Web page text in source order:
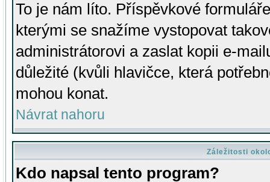
To je nám líto. Příspěvkové
kterými se snažíme vystopovat
administrátorovi a zaslat kopii e-
důležité (kvůli hlavičce, která
mohou konat.
Návrat nahoru
Záležitosti
Kdo napsal tento program?